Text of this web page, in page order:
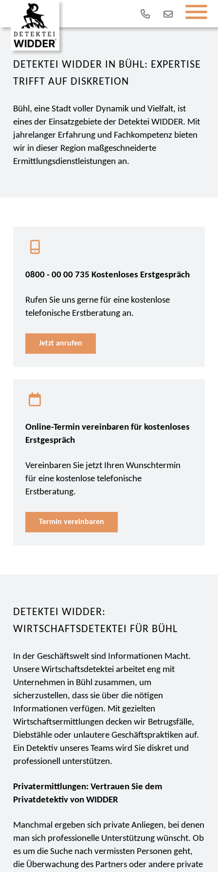
DETEKTEI WIDDER IN BÜHL: EXPERTISE
TRIFFT AUF DISKRETION
Bühl, eine Stadt voller Dynamik und Vielfalt, ist
eines der Einsatzgebiete der Detektei WIDDER. Mit
jahrelanger Erfahrung und Fachkompetenz bieten
wir in dieser Region maßgeschneiderte
Ermittlungsdienstleistungen an.
0800 - 00 00 735 Kostenloses Erstgespräch
Rufen Sie uns gerne für eine kostenlose
telefonische Erstberatung an.
Jetzt anrufen
Online-Termin vereinbaren für kostenloses
Erstgespräch
Vereinbaren Sie jetzt Ihren Wunschtermin
für eine kostenlose telefonische
Erstberatung.
Termin vereinbaren
DETEKTEI WIDDER:
WIRTSCHAFTSDETEKTEI FÜR BÜHL
In der Geschäftswelt sind Informationen Macht.
Unsere Wirtschaftsdetektei arbeitet eng mit
Unternehmen in Bühl zusammen, um
sicherzustellen, dass sie über die nötigen
Informationen verfügen. Mit gezielten
Wirtschaftsermittlungen decken wir Betrugsfälle,
Diebstähle oder unlautere Geschäftspraktiken auf.
Ein Detektiv unseres Teams wird Sie diskret und
professionell unterstützen.
Privatermittlungen: Vertrauen Sie dem
Privatdetektiv von WIDDER
Manchmal ergeben sich private Anliegen, bei denen
man sich professionelle Unterstützung wünscht. Ob
es um die Suche nach vermissten Personen geht,
die Überwachung des Partners oder andere private